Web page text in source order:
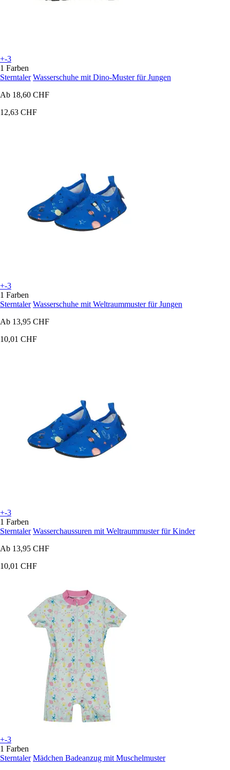
+-3
1 Farben
Sterntaler Wasserschuhe mit Dino-Muster für Jungen
Ab 18,60 CHF
12,63 CHF
+-3
1 Farben
Sterntaler Wasserschuhe mit Weltraummuster für Jungen
Ab 13,95 CHF
10,01 CHF
+-3
1 Farben
Sterntaler Wasserchaussuren mit Weltraummuster für Kinder
Ab 13,95 CHF
10,01 CHF
+-3
1 Farben
Sterntaler Mädchen Badeanzug mit Muschelmuster